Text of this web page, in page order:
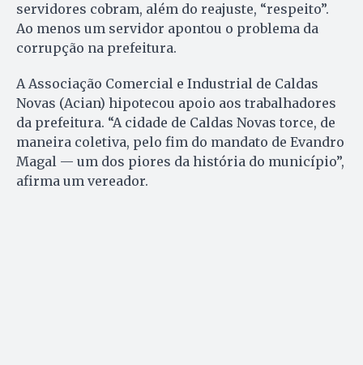
servidores cobram, além do reajuste, “respeito”.
Ao menos um servidor apontou o problema da
corrupção na prefeitura.
A Associação Comercial e Industrial de Caldas
Novas (Acian) hipotecou apoio aos trabalhadores
da prefeitura. “A cidade de Caldas Novas torce, de
maneira coletiva, pelo fim do mandato de Evandro
Magal — um dos piores da história do município”,
afirma um vereador.